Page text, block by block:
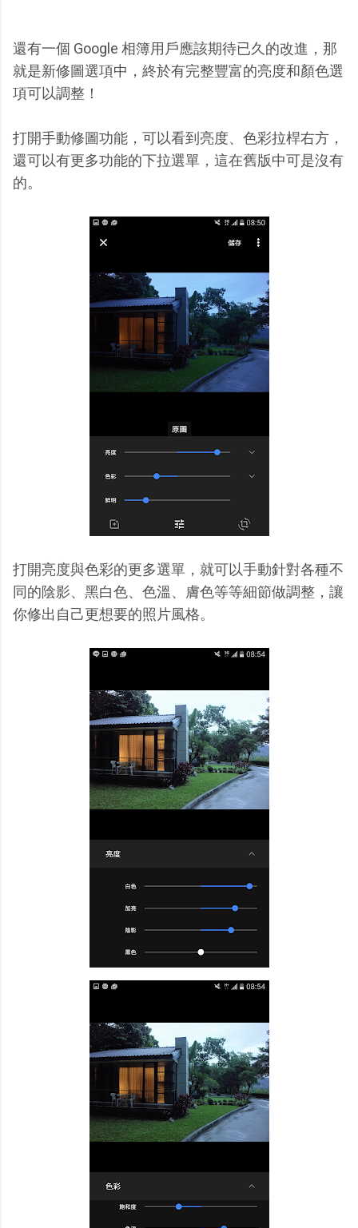
還有一個 Google 相簿用戶應該期待已久的改進，那
就是新修圖選項中，終於有完整豐富的亮度和顏色選
項可以調整！
打開手動修圖功能，可以看到亮度、色彩拉桿右方，
還可以有更多功能的下拉選單，這在舊版中可是沒有
的。
打開亮度與色彩的更多選單，就可以手動針對各種不
同的陰影、黑白色、色溫、膚色等等細節做調整，讓
你修出自己更想要的照片風格。